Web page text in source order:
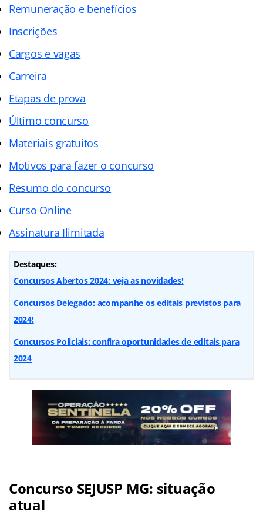
Remuneração e benefícios
Inscrições
Cargos e vagas
Carreira
Etapas de prova
Último concurso
Materiais gratuitos
Motivos para fazer o concurso
Resumo do concurso
Curso Online
Assinatura Ilimitada
Destaques:
Concursos Abertos 2024: veja as novidades!
Concursos Delegado: acompanhe os editais previstos para
2024!
Concursos Policiais: confira oportunidades de editais para
2024
Concurso SEJUSP MG: situação
atual